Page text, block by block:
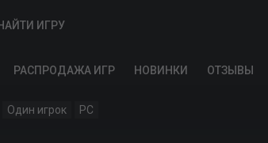
РАСПРОДАЖА ИГР НОВИНКИ ОТЗЫВЫ
Один игрок PC